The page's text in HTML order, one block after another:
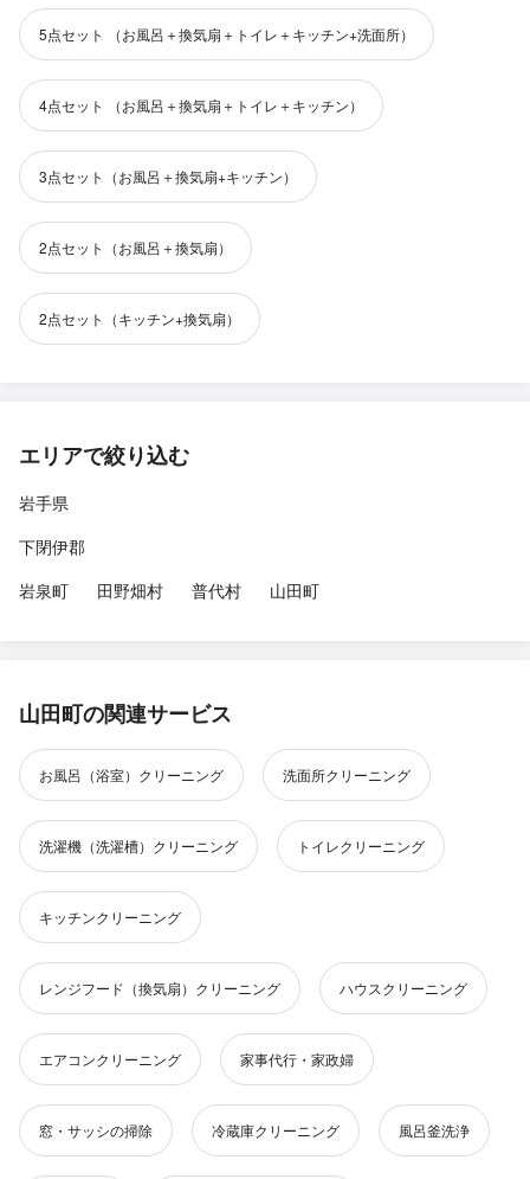
5点セット （お風呂＋換気扇＋トイレ＋キッチン+洗面所）
4点セット （お風呂＋換気扇＋トイレ＋キッチン）
3点セット（お風呂＋換気扇+キッチン）
2点セット（お風呂＋換気扇）
2点セット（キッチン+換気扇）
エリアで絞り込む
岩手県
下閉伊郡
岩泉町
田野畑村 普代村 山田町
山田町の関連サービス
お風呂（浴室）クリーニング 洗面所クリーニング
洗濯機（洗濯槽）クリーニング トイレクリーニング
キッチンクリーニング
レンジフード（換気扇）クリーニング ハウスクリーニング
エアコンクリーニング 家事代行・家政婦
窓・サッシの掃除 冷蔵庫クリーニング 風呂釜洗浄